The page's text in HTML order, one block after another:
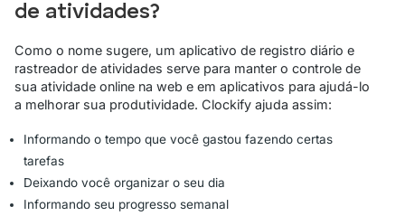
de atividades?
Como o nome sugere, um aplicativo de registro diário e
rastreador de atividades serve para manter o controle de
sua atividade online na web e em aplicativos para ajudá-lo
a melhorar sua produtividade. Clockify ajuda assim:
Informando o tempo que você gastou fazendo certas
tarefas
Deixando você organizar o seu dia
Informando seu progresso semanal